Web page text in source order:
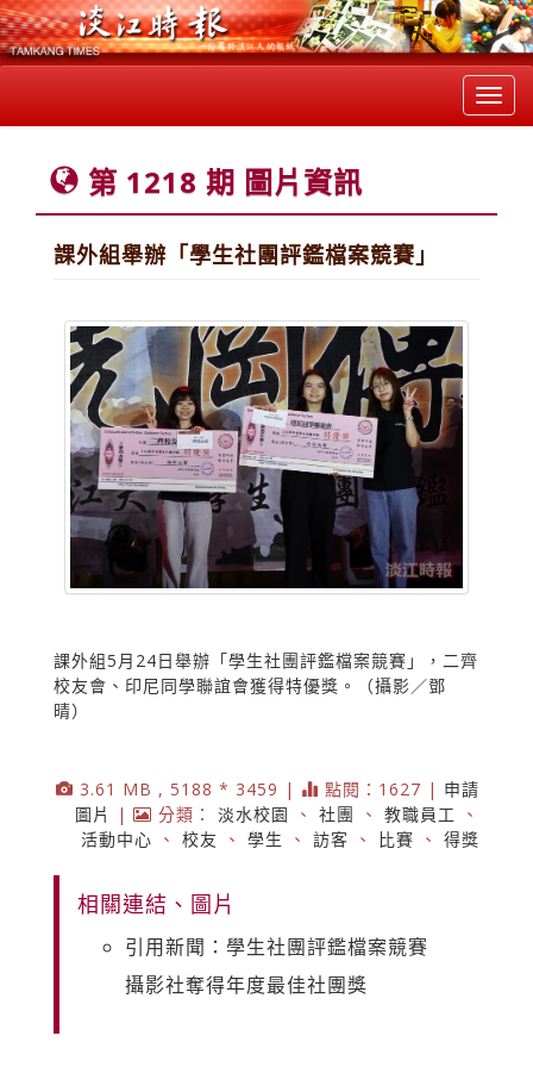
第 1218 期 圖片資訊
課外組舉辦「學生社團評鑑檔案競賽」
課外組5月24日舉辦「學生社團評鑑檔案競賽」，二齊
校友會、印尼同學聯誼會獲得特優獎。（攝影／鄧
晴）
3.61 MB , 5188 * 3459 | 點閱：1627 | 申請
圖片
| 分類： 淡水校園 、 社團 、 教職員工
、
活動中心 、 校友 、 學生 、 訪客 、 比賽 、 得獎
相關連結、圖片
引用新聞：學生社團評鑑檔案競賽
攝影社奪得年度最佳社團獎